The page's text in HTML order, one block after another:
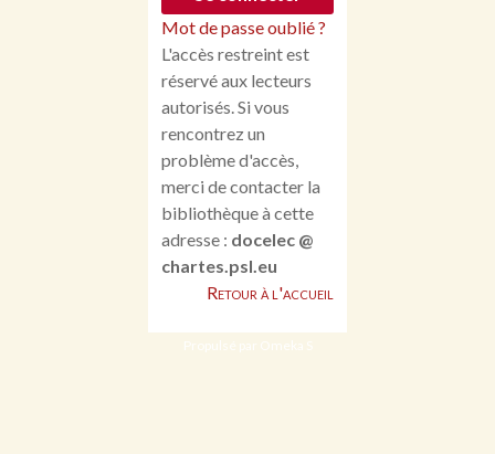
Mot de passe oublié ?
L'accès restreint est
réservé aux lecteurs
autorisés. Si vous
rencontrez un
problème d'accès,
merci de contacter la
bibliothèque à cette
adresse : docelec @
chartes.psl.eu
Retour à l'accueil
Propulsé par Omeka S